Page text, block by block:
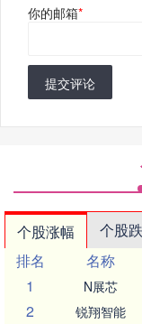
你的邮箱*
提交评论
个股涨幅 个股
排名
名称
1
N展芯
2 锐翔智能